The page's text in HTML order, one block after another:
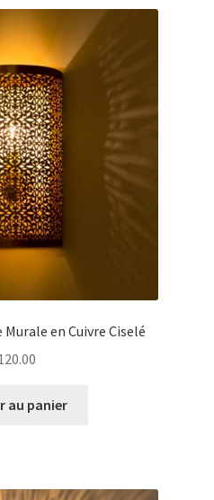
en Cuivre Ciselé
au panier